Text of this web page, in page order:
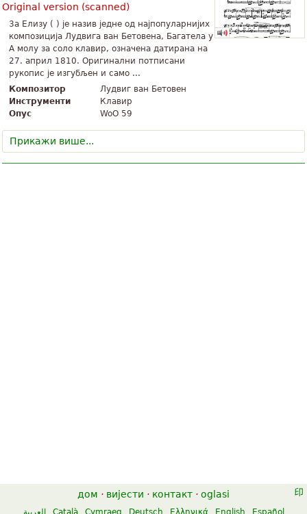
Original version (scanned)
3а Елизу ( ) је назив једне од најпопуларнијих
композиција Лудвига ван Бетовена, Багатела у
A молу за соло клавир, означена датирана на
27. април 1810. Оригинални потписани
рукопис је изгубљен и само ...
Композитор
Лудвиг ван Бетовен
Инструменти
Клавир
Опус
WoO 59
Прикажи више...
дом · вијести · контакт · oglasi